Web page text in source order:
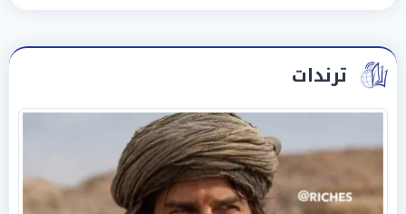
ترندات